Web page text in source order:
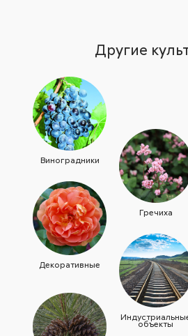
Другие
Виноградники
Гречиха
Декоративные
объекты